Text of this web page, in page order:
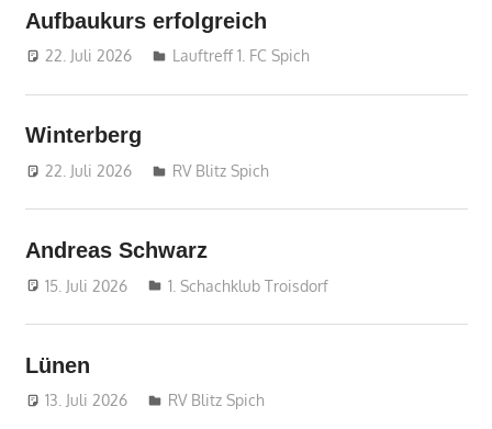
Aufbaukurs erfolgreich
22. Juli 2026 treffpunkt
Lauftreff 1. FC Spich
Winterberg
22. Juli 2026 treffpunkt
RV Blitz Spich
Andreas Schwarz
15. Juli 2026 treffpunkt
1. Schachklub Troisdorf
Lünen
13. Juli 2026 treffpunkt
RV Blitz Spich